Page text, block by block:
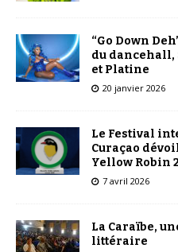
“Go Down
du dancehall,
et Platine
20 janvier 2026
Le Festival
Curaçao
Yellow Robin
7 avril 2026
La Caraïbe,
littéraire